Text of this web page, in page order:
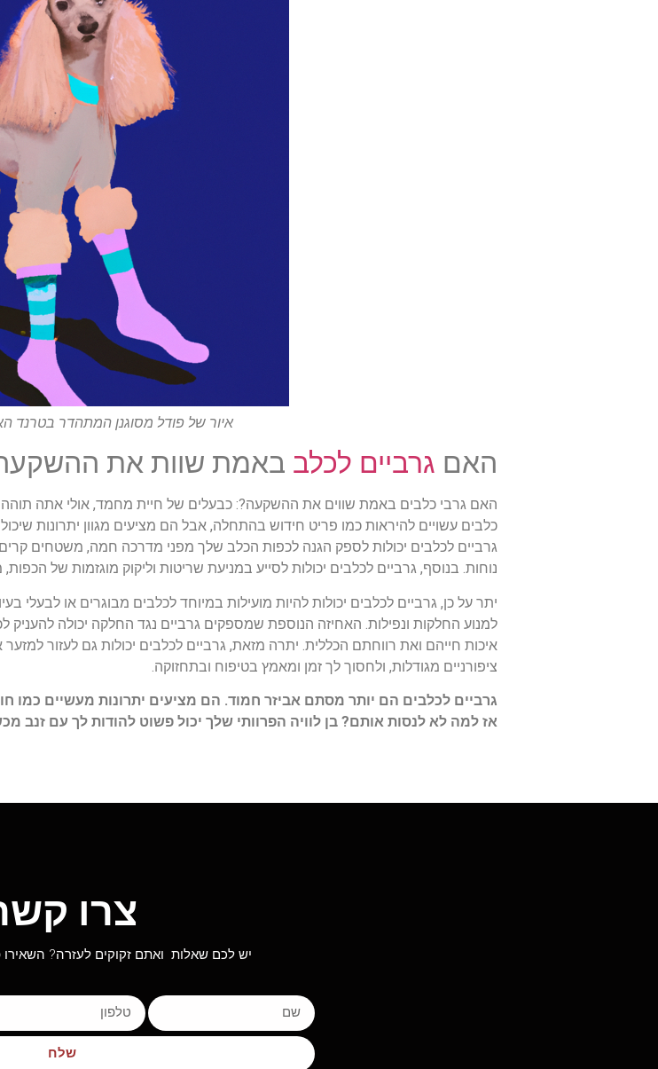
איור של פודל מסוגנן המתהדר בטרנד
האם גרביים לכלב באמת שוות את
האם גרבי כלבים באמת שווים את ההשקעה?: כבעלים של חיית מחמד, אולי אתה
כלבים עשויים להיראות כמו פריט חידוש בהתחלה, אבל הם מציעים מגוון יתרונות
גרביים לכלבים יכולות לספק הגנה לכפות הכלב שלך מפני מדרכה חמה, משטחים
נוחות. בנוסף, גרביים לכלבים יכולות לסייע במניעת שריטות וליקוק מוגזמות של הכפות,
יתר על כן, גרביים לכלבים יכולות להיות מועילות במיוחד לכלבים מבוגרים או לבעלי
למנוע החלקות ונפילות. האחיזה הנוספת שמספקים גרביים נגד החלקה יכולה
איכות חייהם ואת רווחתם הכללית. יתרה מזאת, גרביים לכלבים יכולות גם לעזור
ציפורניים מגודלות, ולחסוך לך זמן ומאמץ בטיפוח ובתחזוקה.
גרביים לכלבים הם יותר מסתם אביזר חמוד. הם מציעים יתרונות מעשיים כמו
אז למה לא לנסות אותם? בן לוויה הפרוותי שלך יכול פשוט להודות לך עם זנב
צרו
יש לכם שאלות ואתם זקוקים לעזרה? השאירו
שלח